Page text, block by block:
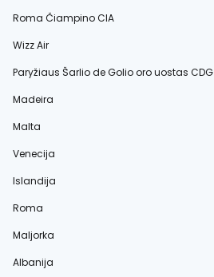
Roma Čiampino CIA
Wizz Air
Paryžiaus Šarlio de Golio oro uostas CDG
Madeira
Malta
Venecija
Islandija
Roma
Maljorka
Albanija